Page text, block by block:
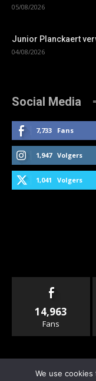
05/08/2026
Junior Planckaert
04/08/2026
Social Media
7,733 Fans
1,947 Volgers
1,041 Volgers
14,963
Fans
We use